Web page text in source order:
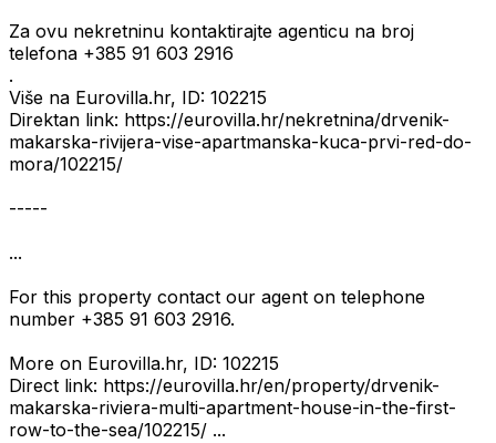
Za ovu nekretninu kontaktirajte agenticu na broj
telefona +385 91 603 2916
.
Više na Eurovilla.hr, ID: 102215
Direktan link: https://eurovilla.hr/nekretnina/drvenik-
makarska-rivijera-vise-apartmanska-kuca-prvi-red-do-
mora/102215/
-----
...
For this property contact our agent on telephone
number +385 91 603 2916.
More on Eurovilla.hr, ID: 102215
Direct link: https://eurovilla.hr/en/property/drvenik-
makarska-riviera-multi-apartment-house-in-the-first-
row-to-the-sea/102215/ ...